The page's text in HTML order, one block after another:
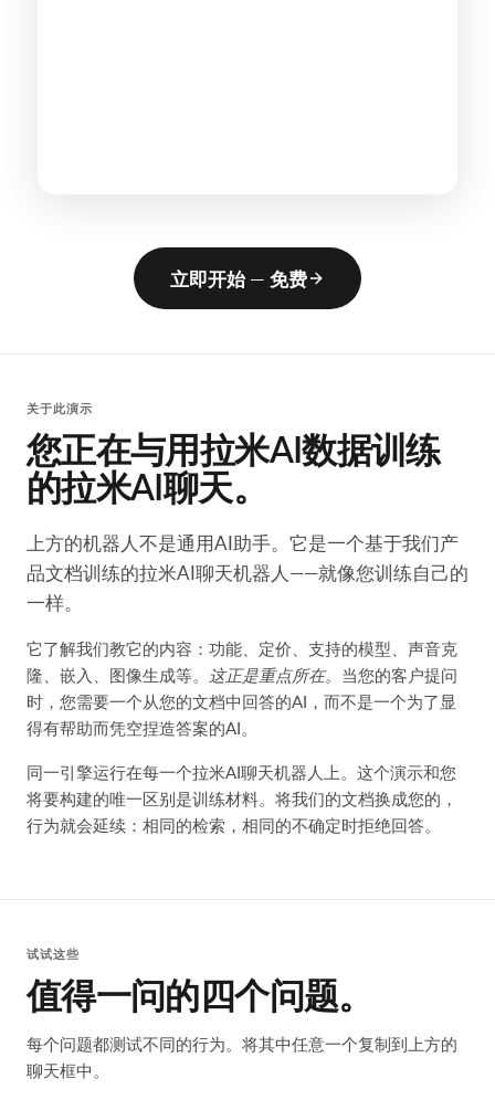
立即开始 — 免费
关于此演示
您正在与用拉米AI数据训练
的拉米AI聊天。
上方的机器人不是通用AI助手。它是一个基于我们产
品文档训练的拉米AI聊天机器人——就像您训练自己的
一样。
它了解我们教它的内容：功能、定价、支持的模型、声音克
隆、嵌入、图像生成等。
这正是重点所在。 当您的客户提问
时，您需要一个从您的文档中回答的AI，而不是一个为了显
得有帮助而凭空捏造答案的AI。
同一引擎运行在每一个拉米AI聊天机器人上。这个演示和您
将要构建的唯一区别是训练材料。将我们的文档换成您的，
行为就会延续：相同的检索，相同的不确定时拒绝回答。
试试这些
值得一问的四个问题。
每个问题都测试不同的行为。将其中任意一个复制到上方的
聊天框中。